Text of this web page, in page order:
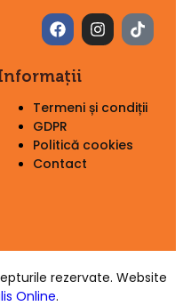
Termeni și condiții
GDPR
Politică cookies
Contact
rezervate. Website
Online.